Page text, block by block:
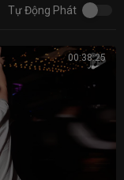
Tự Động Phát
00:38:25